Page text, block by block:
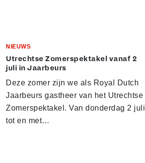
NIEUWS
Utrechtse Zomerspektakel vanaf 2
juli in Jaarbeurs
Deze zomer zijn we als Royal Dutch
Jaarbeurs gastheer van het Utrechtse
Zomerspektakel. Van donderdag 2 juli
tot en met…